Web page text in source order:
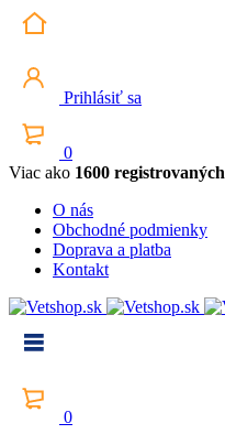
Prihlásiť sa
0
Viac ako 1600 registrovaných
O nás
Obchodné podmienky
Doprava a platba
Kontakt
0